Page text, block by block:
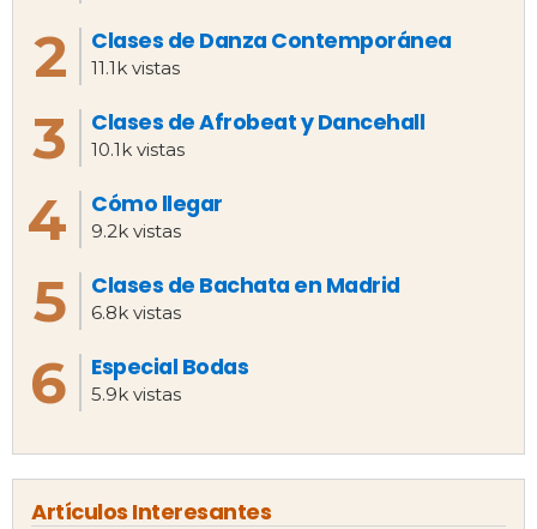
Clases de Danza Contemporánea
11.1k vistas
Clases de Afrobeat y Dancehall
10.1k vistas
Cómo llegar
9.2k vistas
Clases de Bachata en Madrid
6.8k vistas
Especial Bodas
5.9k vistas
Artículos Interesantes